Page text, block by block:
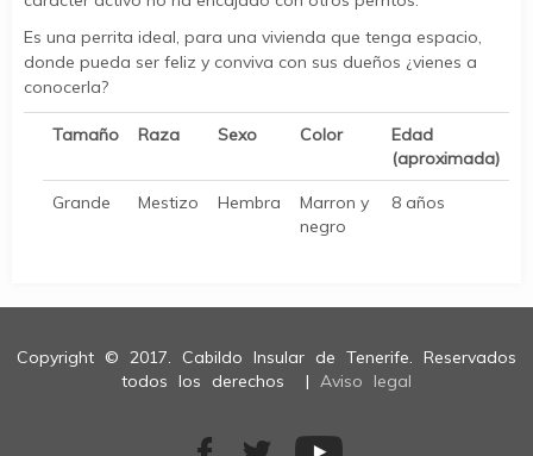
Es una perrita ideal, para una vivienda que tenga espacio,
donde pueda ser feliz y conviva con sus dueños ¿vienes a
conocerla?
Tamaño Raza Sexo Color
Edad
(aproximada)
Grande Mestizo Hembra
Marron y
negro
8 años
Copyright © 2017. Cabildo Insular de Tenerife. Reservados
todos los derechos | Aviso legal